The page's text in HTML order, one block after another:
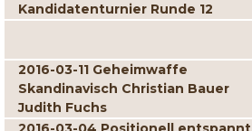
Kandidatenturnier Runde 12
2016-03-11 Geheimwaffe
Skandinavisch Christian Bauer
Judith Fuchs